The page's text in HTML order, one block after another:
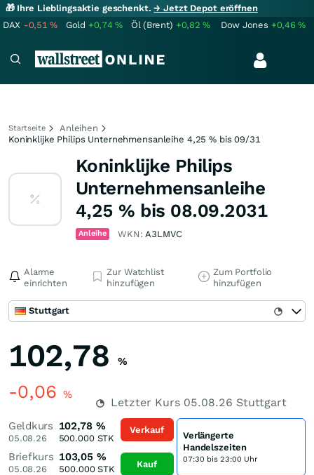
🎁 Ihre Lieblingsaktie geschenkt.→ Jetzt Depot eröffnen
DAX -0,51% Gold +0,74% Öl (Brent) +0,82% Dow Jones +0,46%
Startseite
Anleihen
Koninklijke Philips Unternehmensanleihe 4,25 % bis 09/31
Koninklijke Philips
Unternehmensanleihe
4,25 % bis 08.09.2031
Anleihe WKN:A3LMVC
Alarme
einrichten
Zur Watchlist
hinzufügen
Zum Portfolio
hinzufügen
Stuttgart
102,78 %
-0,06 %
Letzter Kurs 05.08.26 Stuttgart
Geldkurs
05.08.26
102,78 %
500.000STK
Briefkurs
05.08.26
103,05 %
500.000STK
Verkauf
Kauf
Verlängerte
Handelszeiten
07:30 bis 23:00 Uhr